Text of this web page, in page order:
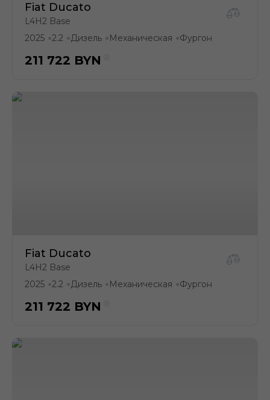
Fiat Ducato
L4H2 Base
2025 ●2.2 ●Дизель ● Механическая ●Фургон
211 722 BYN
Fiat Ducato
L4H2 Base
2025 ●2.2 ●Дизель ● Механическая ●Фургон
211 722 BYN